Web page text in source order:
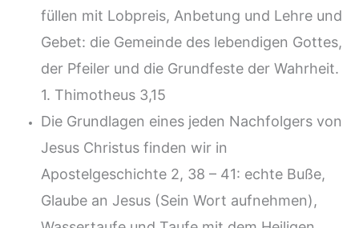
füllen mit Lobpreis, Anbetung und Lehre und
Gebet: die Gemeinde des lebendigen Gottes,
der Pfeiler und die Grundfeste der Wahrheit.
1. Thimotheus 3,15
Die Grundlagen eines jeden Nachfolgers von
Jesus Christus finden wir in
Apostelgeschichte 2, 38 – 41: echte Buße,
Glaube an Jesus (Sein Wort aufnehmen),